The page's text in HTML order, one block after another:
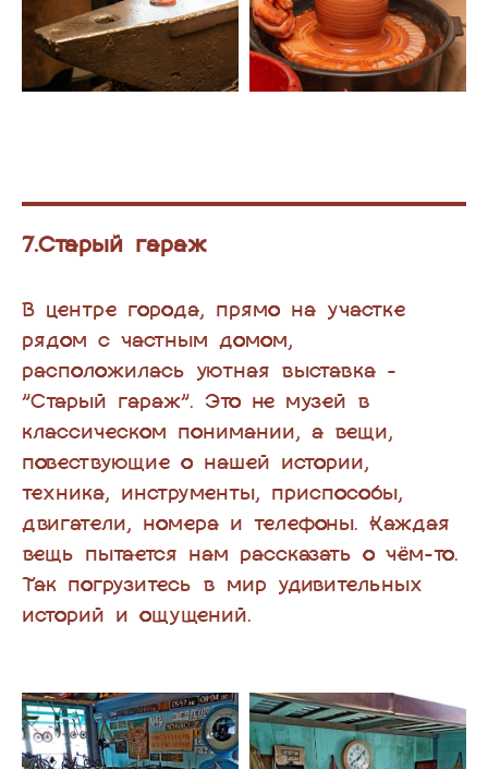
7.Старый гараж
В центре города, прямо на участке
рядом с частным домом,
расположилась уютная выставка -
"Старый гараж". Это не музей в
классическом понимании, а вещи,
повествующие о нашей истории,
техника, инструменты, приспособы,
двигатели, номера и телефоны. Каждая
вещь пытается нам рассказать о чём-то.
Так погрузитесь в мир удивительных
историй и ощущений.